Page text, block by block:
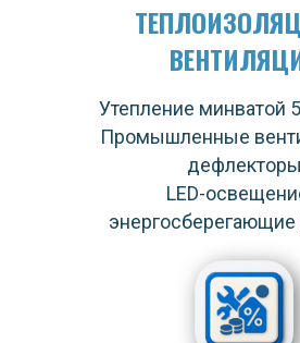
Утепление минватой
Промышленные
дефлекторы
LED-